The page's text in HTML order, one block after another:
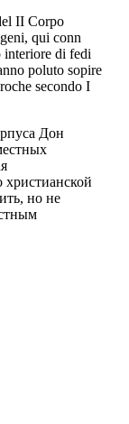
II Corpo
qui conn
interiore di fedi
poluto sopire
secondo I
Дон
христианской
но не